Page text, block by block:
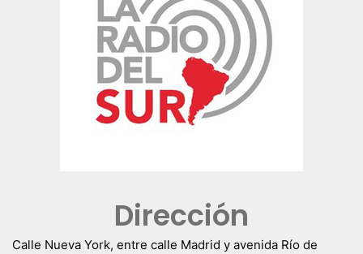
Dirección
Calle Nueva York, entre calle Madrid y avenida Río de